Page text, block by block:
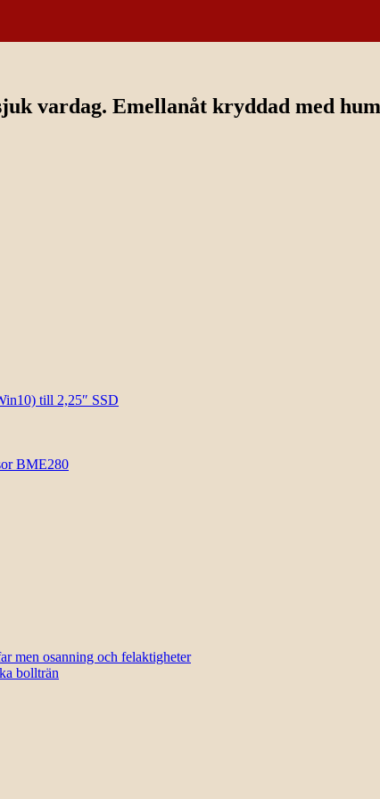
vardag. Emellanåt kryddad med
till 2,25″ SSD
BME280
men osanning och felaktigheter
bollträn